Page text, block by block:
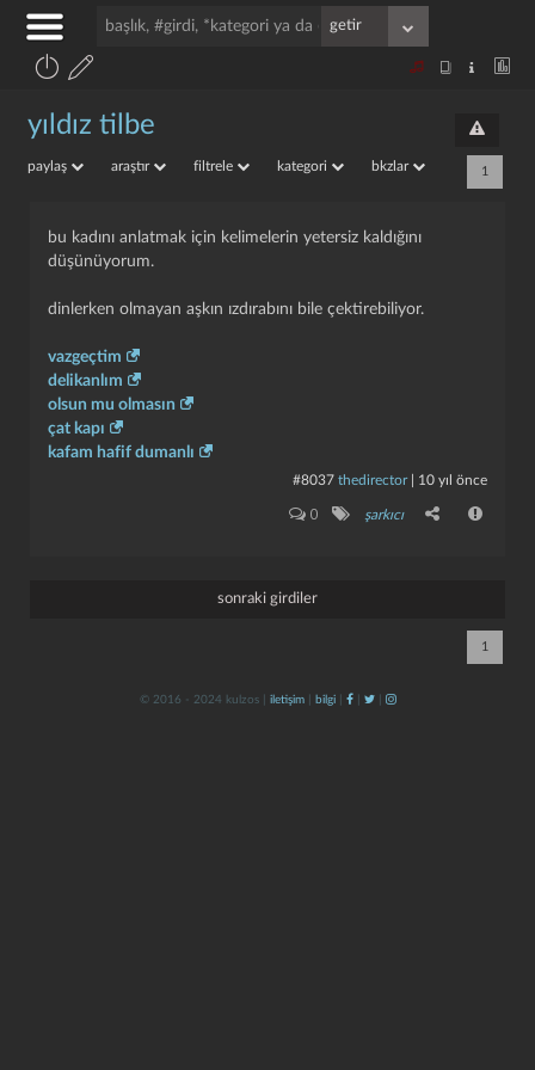
yıldız tilbe
paylaş araştır filtrele kategori bkzlar 1
bu kadını anlatmak için kelimelerin yetersiz kaldığını
düşünüyorum.
dinlerken olmayan aşkın ızdırabını bile çektirebiliyor.
vazgeçtim
delikanlım
olsun mu olmasın
çat kapı
kafam hafif dumanlı
#8037 thedirector| 10 yıl önce
0 şarkıcı
sonraki girdiler
1
© 2016 - 2024 kulzos | iletişim| bilgi| | |